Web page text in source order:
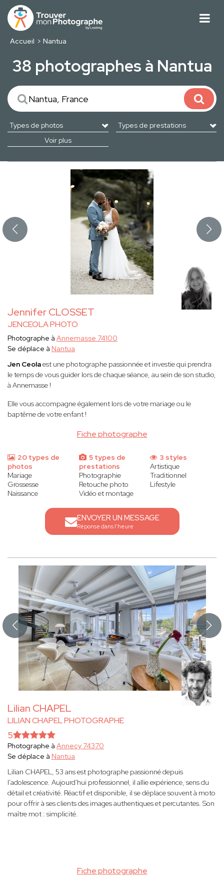
Accueil Nantua
38 photographes à Nantua
Voir plus
Jennifer CLOSSET
JENCEOLA PHOTO
Fiche photographe
Photographe à Annemasse 74100
Se déplace à Nantua
Jen Ceolaest une photographe passionnée et investie qui prendra
le temps de vous guider lors de chaque séance, au sein de son studio,
à Annemasse !
Elle vous accompagne également lors de votre mariage ou le
baptême de votre enfant !
20 types de
photos
Mariage
Grossesse
Naissance
5 types de
prestations
Photographie
Retouche photo
Vidéo et montage
3 styles
Artistique
Traditionnel
Lifestyle
ENVOYER UN MESSAGE
Réponse dans l'heure
Lilian CHAPEL
LILIAN CHAPEL PHOTOGRAPHE
Fiche photographe
5
Photographe à Annecy 74370
Se déplace à Nantua
Lilian CHAPEL, 53 ans est photographe passionné depuis
l'adolescence. Aujourd'hui professionnel, il allie expérience, sens du
détail et créativité. Réactif et disponible, il se déplace souvent à moto
pour offrir à ses clients des images authentiques et percutantes. Son
maître mot : simplicité.